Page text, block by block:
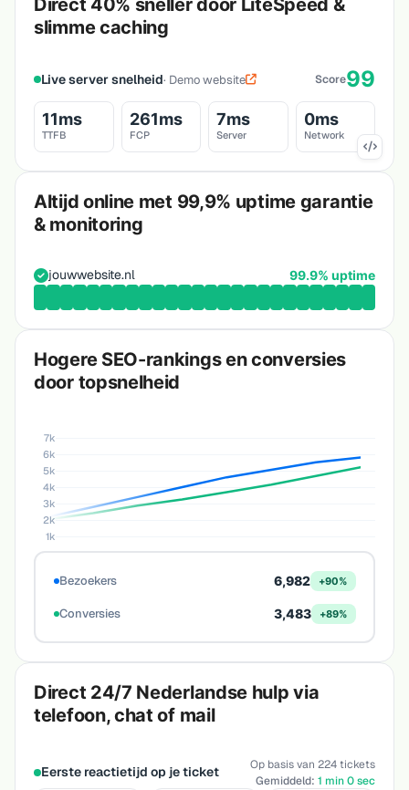
Direct 40% sneller door LiteSpeed &
slimme caching
Live server snelheid· Demo website Score99
11ms
TTFB
261ms
FCP
7ms
Server
0ms
Network
Altijd online met 99,9% uptime garantie
& monitoring
jouwwebsite.nl 99.9% uptime
Hogere SEO-rankings en conversies
door topsnelheid
7k
6k
5k
4k
3k
2k
1k
Bezoekers 6,982 +90%
Conversies 3,483 +89%
Direct 24/7 Nederlandse hulp via
telefoon, chat of mail
Eerste reactietijd op je ticket
Op basis van 224 tickets
Gemiddeld: 1 min 0 sec